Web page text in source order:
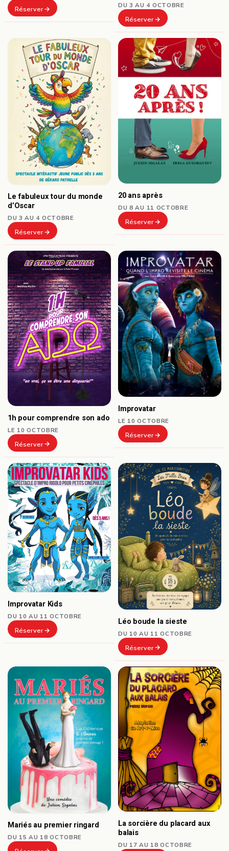
Réserver DU 3 AU 4 OCTOBRE
Réserver
Le fabuleux tour du monde
d’Oscar
DU 3 AU 4 OCTOBRE
Réserver
20 ans après
DU 8 AU 11 OCTOBRE
Réserver
1h pour comprendre son ado
LE 10 OCTOBRE
Réserver
Improvatar
LE 10 OCTOBRE
Réserver
Improvatar Kids
DU 10 AU 11 OCTOBRE
Réserver
Léo boude la sieste
DU 10 AU 11 OCTOBRE
Réserver
Mariés au premier ringard
DU 15 AU 18 OCTOBRE
La sorcière du placard aux
balais
DU 17 AU 18 OCTOBRE